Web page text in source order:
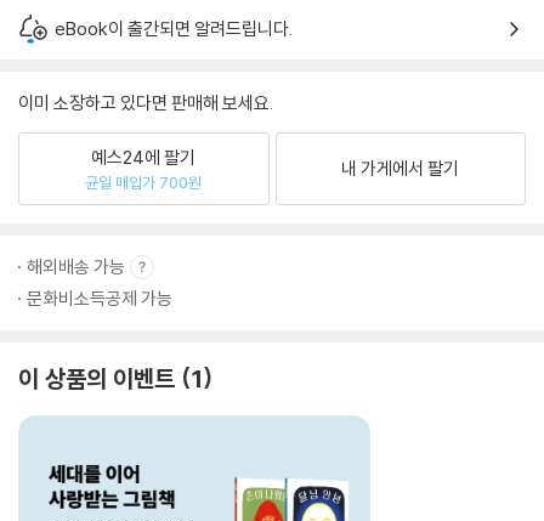
eBook이 출간되면 알려드립니다.
이미 소장하고 있다면 판매해 보세요.
예스24에 팔기
균일 매입가 700원
내 가게에서 팔기
해외배송 가능
문화비소득공제 가능
이 상품의 이벤트 1